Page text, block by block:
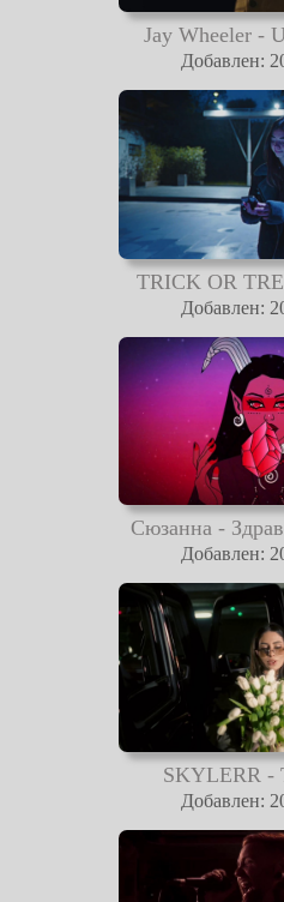
Jay Wheeler -
Добавлен:
TRICK OR
Добавлен:
Сюзанна -
Добавлен:
SKYLERR -
Добавлен: